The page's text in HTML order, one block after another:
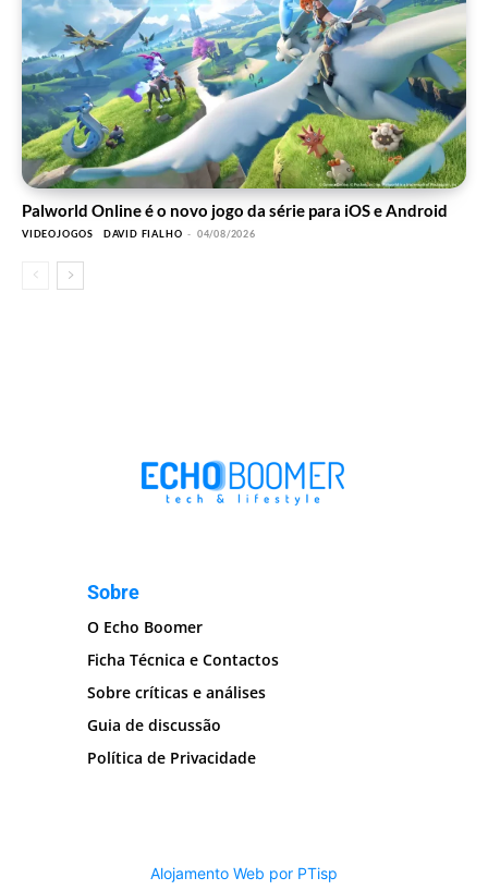
Palworld Online é o novo jogo da série para iOS e Android
VIDEOJOGOS DAVID FIALHO - 04/08/2026
Sobre
O Echo Boomer
Ficha Técnica e Contactos
Sobre críticas e análises
Guia de discussão
Política de Privacidade
Alojamento Web por PTisp